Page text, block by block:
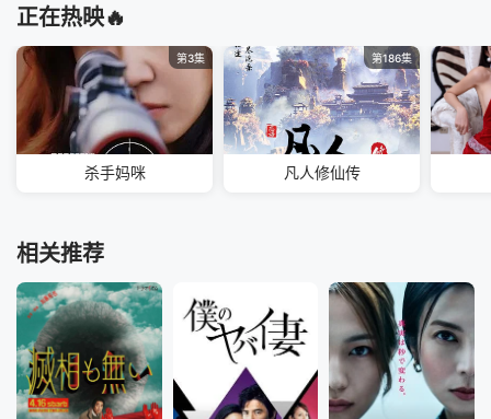
正在热映🔥
第3集
杀手妈咪
第186集
凡人修仙传
相关推荐